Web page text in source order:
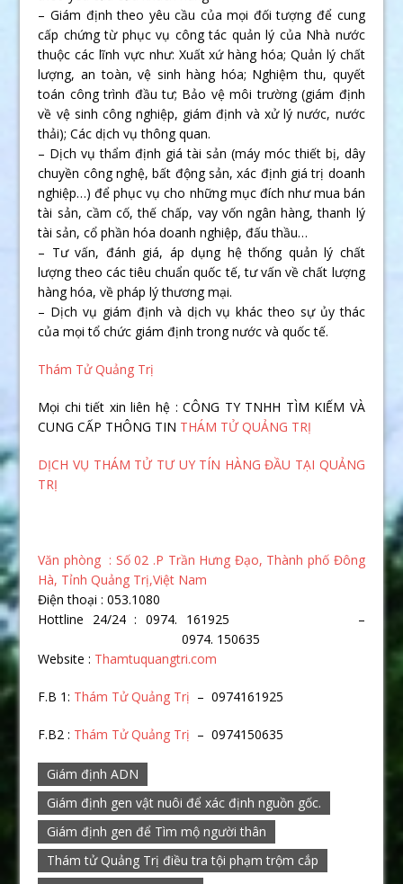
– Giám định theo yêu cầu của mọi đối tượng để cung
cấp chứng từ phục vụ công tác quản lý của Nhà nước
thuộc các lĩnh vực như: Xuất xứ hàng hóa; Quản lý chất
lượng, an toàn, vệ sinh hàng hóa; Nghiệm thu, quyết
toán công trình đầu tư; Bảo vệ môi trường (giám định
về vệ sinh công nghiệp, giám định và xử lý nước, nước
thải); Các dịch vụ thông quan.
– Dịch vụ thẩm định giá tài sản (máy móc thiết bị, dây
chuyền công nghệ, bất động sản, xác định giá trị doanh
nghiệp…) để phục vụ cho những mục đích như mua bán
tài sản, cầm cố, thế chấp, vay vốn ngân hàng, thanh lý
tài sản, cổ phần hóa doanh nghiệp, đấu thầu…
– Tư vấn, đánh giá, áp dụng hệ thống quản lý chất
lượng theo các tiêu chuẩn quốc tế, tư vấn về chất lượng
hàng hóa, về pháp lý thương mại.
– Dịch vụ giám định và dịch vụ khác theo sự ủy thác
của mọi tổ chức giám định trong nước và quốc tế.
Thám Tử Quảng Trị
Mọi chi tiết xin liên hệ : CÔNG TY TNHH TÌM KIẾM VÀ
CUNG CẤP THÔNG TIN THÁM TỬ QUẢNG TRỊ
DỊCH VỤ THÁM TỬ TƯ UY TÍN HÀNG ĐẦU TẠI QUẢNG
TRỊ
Văn phòng : Số 02 .P Trần Hưng Đạo, Thành phố Đông
Hà, Tỉnh Quảng Trị,Việt Nam
Điện thoại : 053.1080
Hottline 24/24 : 0974. 161925 –
0974. 150635
Website : Thamtuquangtri.com
F.B 1: Thám Tử Quảng Trị – 0974161925
F.B2 : Thám Tử Quảng Trị – 0974150635
Giám định ADN
Giám định gen vật nuôi để xác định nguồn gốc.
Giám định gen để Tìm mộ người thân
Thám tử Quảng Trị điều tra tội phạm trộm cắp